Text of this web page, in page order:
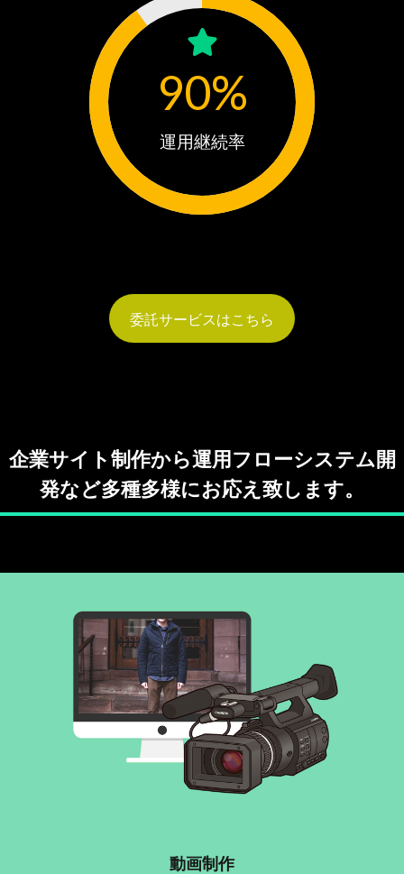
90%
運用継続率
委託サービスはこちら
企業サイト制作から運用フローシステム開
発など多種多様にお応え致します。
動画制作